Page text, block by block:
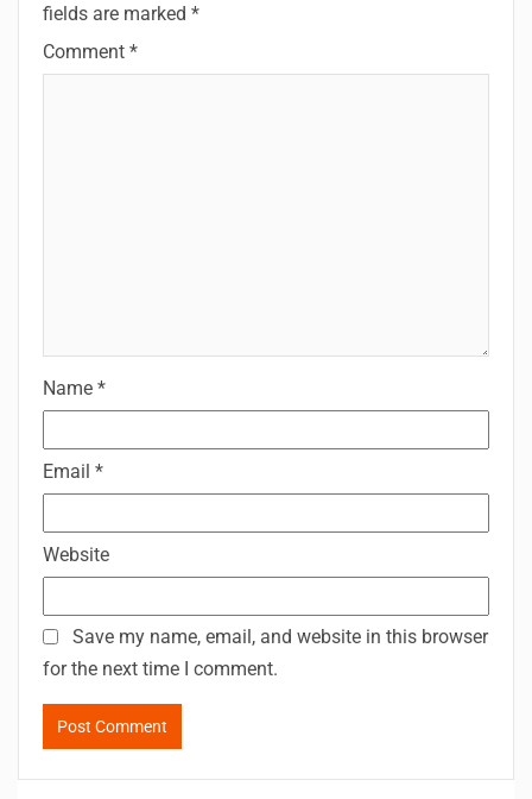
fields are marked *
Comment *
Name *
Email *
Website
Save my name, email, and website in this browser
for the next time I comment.